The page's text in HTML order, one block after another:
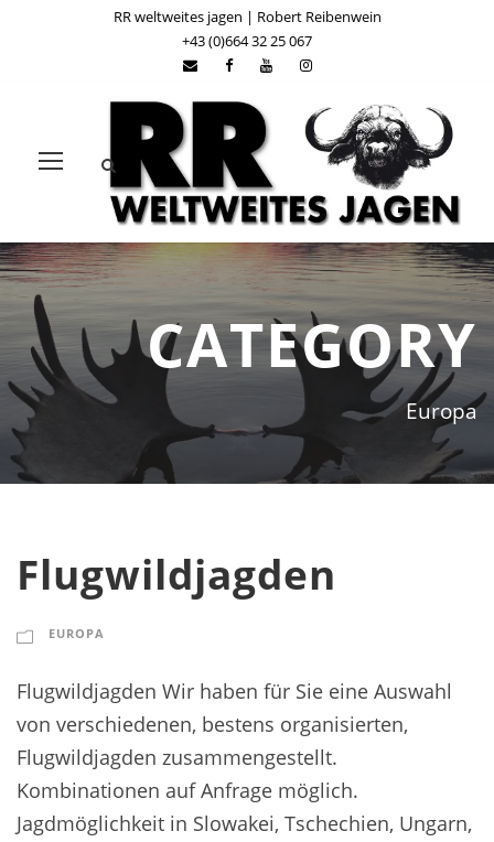
RR weltweites jagen | Robert Reibenwein
+43 (0)664 32 25 067
CATEGORY
Europa
Flugwildjagden
EUROPA
Flugwildjagden Wir haben für Sie eine Auswahl
von verschiedenen, bestens organisierten,
Flugwildjagden zusammengestellt.
Kombinationen auf Anfrage möglich.
Jagdmöglichkeit in Slowakei, Tschechien, Ungarn,